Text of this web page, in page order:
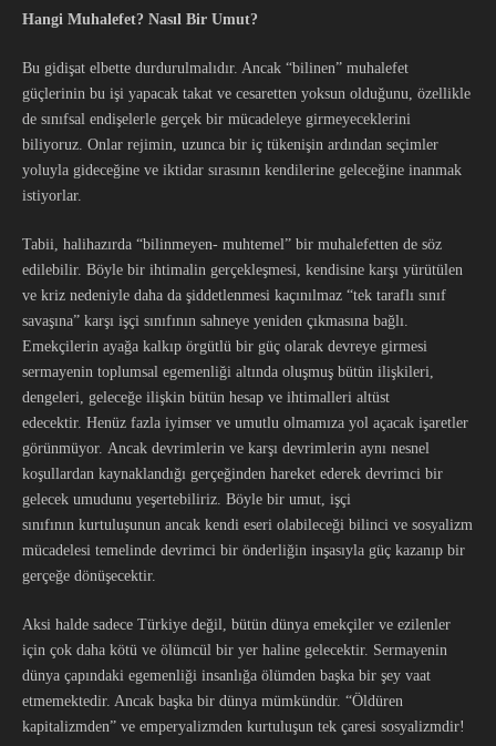
Hangi Muhalefet? Nasıl Bir Umut?
Bu gidişat elbette durdurulmalıdır. Ancak “bilinen” muhalefet
güçlerinin bu işi yapacak takat ve cesaretten yoksun olduğunu, özellikle
de sınıfsal endişelerle gerçek bir mücadeleye girmeyeceklerini
biliyoruz. Onlar rejimin, uzunca bir iç tükenişin ardından seçimler
yoluyla gideceğine ve iktidar sırasının kendilerine geleceğine inanmak
istiyorlar.
Tabii, halihazırda “bilinmeyen- muhtemel” bir muhalefetten de söz
edilebilir. Böyle bir ihtimalin gerçekleşmesi, kendisine karşı yürütülen
ve kriz nedeniyle daha da şiddetlenmesi kaçınılmaz “tek taraflı sınıf
savaşına” karşı işçi sınıfının sahneye yeniden çıkmasına bağlı.
Emekçilerin ayağa kalkıp örgütlü bir güç olarak devreye girmesi
sermayenin toplumsal egemenliği altında oluşmuş bütün ilişkileri,
dengeleri, geleceğe ilişkin bütün hesap ve ihtimalleri altüst
edecektir. Henüz fazla iyimser ve umutlu olmamıza yol açacak işaretler
görünmüyor. Ancak devrimlerin ve karşı devrimlerin aynı nesnel
koşullardan kaynaklandığı gerçeğinden hareket ederek devrimci bir
gelecek umudunu yeşertebiliriz. Böyle bir umut, işçi
sınıfının kurtuluşunun ancak kendi eseri olabileceği bilinci ve sosyalizm
mücadelesi temelinde devrimci bir önderliğin inşasıyla güç kazanıp bir
gerçeğe dönüşecektir.
Aksi halde sadece Türkiye değil, bütün dünya emekçiler ve ezilenler
için çok daha kötü ve ölümcül bir yer haline gelecektir. Sermayenin
dünya çapındaki egemenliği insanlığa ölümden başka bir şey vaat
etmemektedir. Ancak başka bir dünya mümkündür. “Öldüren
kapitalizmden” ve emperyalizmden kurtuluşun tek çaresi sosyalizmdir!